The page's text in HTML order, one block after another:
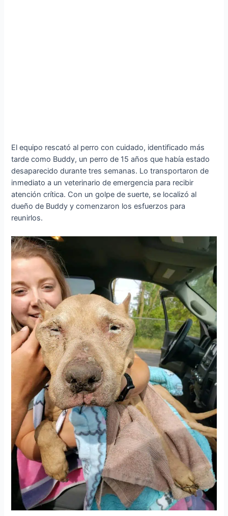
El equipo rescató al perro con cuidado, identificado más
tarde como Buddy, un perro de 15 años que había estado
desaparecido durante tres semanas. Lo transportaron de
inmediato a un veterinario de emergencia para recibir
atención crítica. Con un golpe de suerte, se localizó al
dueño de Buddy y comenzaron los esfuerzos para
reunirlos.